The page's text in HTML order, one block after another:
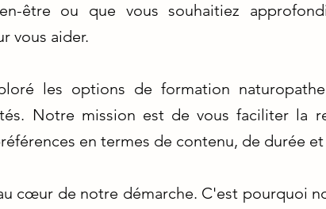
être ou que vous souhaitiez
vous aider.
les options de formation
Notre mission est de vous faciliter la
en termes de contenu, de durée
cœur de notre démarche. C'est pourquoi